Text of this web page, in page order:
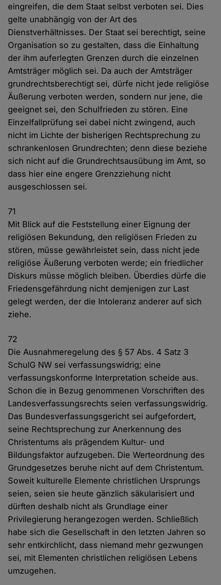
eingreifen, die dem Staat selbst verboten sei. Dies
gelte unabhängig von der Art des
Dienstverhältnisses. Der Staat sei berechtigt, seine
Organisation so zu gestalten, dass die Einhaltung
der ihm auferlegten Grenzen durch die einzelnen
Amtsträger möglich sei. Da auch der Amtsträger
grundrechtsberechtigt sei, dürfe nicht jede religiöse
Äußerung verboten werden, sondern nur jene, die
geeignet sei, den Schulfrieden zu stören. Eine
Einzelfallprüfung sei dabei nicht zwingend, auch
nicht im Lichte der bisherigen Rechtsprechung zu
schrankenlosen Grundrechten; denn diese beziehe
sich nicht auf die Grundrechtsausübung im Amt, so
dass hier eine engere Grenzziehung nicht
ausgeschlossen sei.
71
Mit Blick auf die Feststellung einer Eignung der
religiösen Bekundung, den religiösen Frieden zu
stören, müsse gewährleistet sein, dass nicht jede
religiöse Äußerung verboten werde; ein friedlicher
Diskurs müsse möglich bleiben. Überdies dürfe die
Friedensgefährdung nicht demjenigen zur Last
gelegt werden, der die Intoleranz anderer auf sich
ziehe.
72
Die Ausnahmeregelung des § 57 Abs. 4 Satz 3
SchulG NW sei verfassungswidrig; eine
verfassungskonforme Interpretation scheide aus.
Schon die in Bezug genommenen Vorschriften des
Landesverfassungsrechts seien verfassungswidrig.
Das Bundesverfassungsgericht sei aufgefordert,
seine Rechtsprechung zur Anerkennung des
Christentums als prägendem Kultur- und
Bildungsfaktor aufzugeben. Die Werteordnung des
Grundgesetzes beruhe nicht auf dem Christentum.
Soweit kulturelle Elemente christlichen Ursprungs
seien, seien sie heute gänzlich säkularisiert und
dürften deshalb nicht als Grundlage einer
Privilegierung herangezogen werden. Schließlich
habe sich die Gesellschaft in den letzten Jahren so
sehr entkirchlicht, dass niemand mehr gezwungen
sei, mit Elementen christlichen religiösen Lebens
umzugehen.